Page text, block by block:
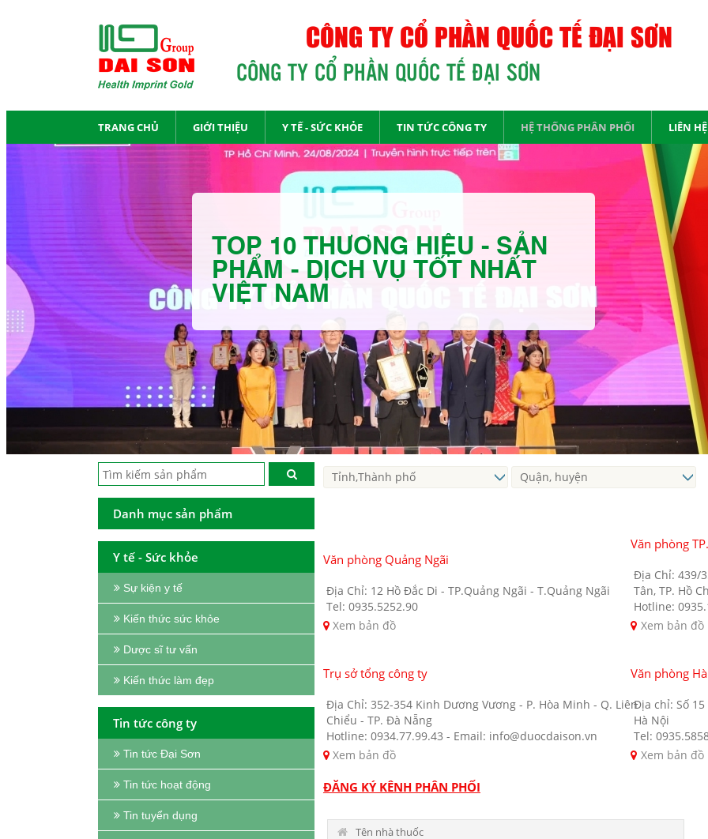
CÔNG TY CỔ PHẦN QUỐC TẾ ĐẠI SƠN
CÔNG TY CỔ PHẦN QUỐC TẾ ĐẠI SƠN
TRANG CHỦ GIỚI THIỆU Y TẾ - SỨC KHỎE TIN TỨC CÔNG TY HỆ THỐNG PHÂN PHỐI LIÊN HỆ
TOP 10 THƯƠNG HIỆU - SẢN
PHẨM - DỊCH VỤ TỐT NHẤT
VIỆT NAM
Văn phòng Quảng Ngãi
Địa Chỉ: 12 Hồ Đắc Di - TP.Quảng Ngãi - T.Quảng Ngãi
Tel: 0935.5252.90
Xem bản đồ
Văn phòng
Địa Chỉ: 439/
Tân, TP. Hồ
Hotline:
Xem bản đồ
Trụ sở tổng công ty
Địa Chỉ: 352-354 Kinh Dương Vương - P. Hòa Minh - Q. Liên
Chiểu - TP. Đà Nẵng
Hotline: 0934.77.99.43 - Email: info@duocdaison.vn
Xem bản đồ
Văn phòng
Địa chỉ: Số
Hà Nội
Tel:
Xem bản đồ
ĐĂNG KÝ KÊNH PHÂN PHỐI
Danh mục sản phẩm
Y tế - Sức khỏe
Sự kiện y tế
Kiến thức sức khỏe
Dược sĩ tư vấn
Kiến thức làm đẹp
Tin tức công ty
Tin tức Đại Sơn
Tin tức hoạt động
Tin tuyển dụng